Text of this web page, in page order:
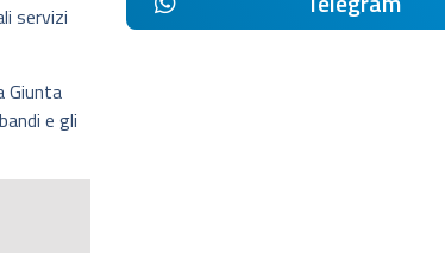
servizi
Giunta
e gli